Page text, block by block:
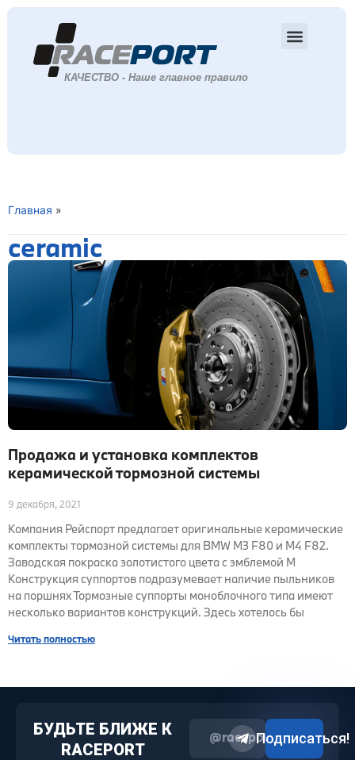
Главная »
ceramic
Продажа и установка комплектов
керамической тормозной системы
9 декабря, 2021
Компания Рейспорт предлагает оригинальные керамические
комплекты тормозной системы для BMW M3 F80 и M4 F82.
Заводская покраска золотистого цвета с эмблемой М
Конструкция суппортов подразумевает наличие пыльников
на поршнях Тормозные суппорты моноблочного типа имеют
несколько вариантов конструкций. Здесь хотелось бы
Читать полностью
БУДЬТЕ БЛИЖЕ К
RACEPORT
@raceport2022
Подписаться!